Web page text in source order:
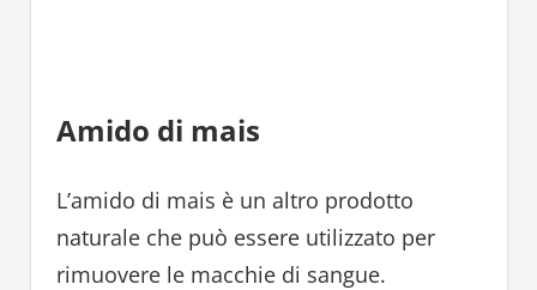
Amido di mais
L’amido di mais è un altro prodotto
naturale che può essere utilizzato per
rimuovere le macchie di sangue.